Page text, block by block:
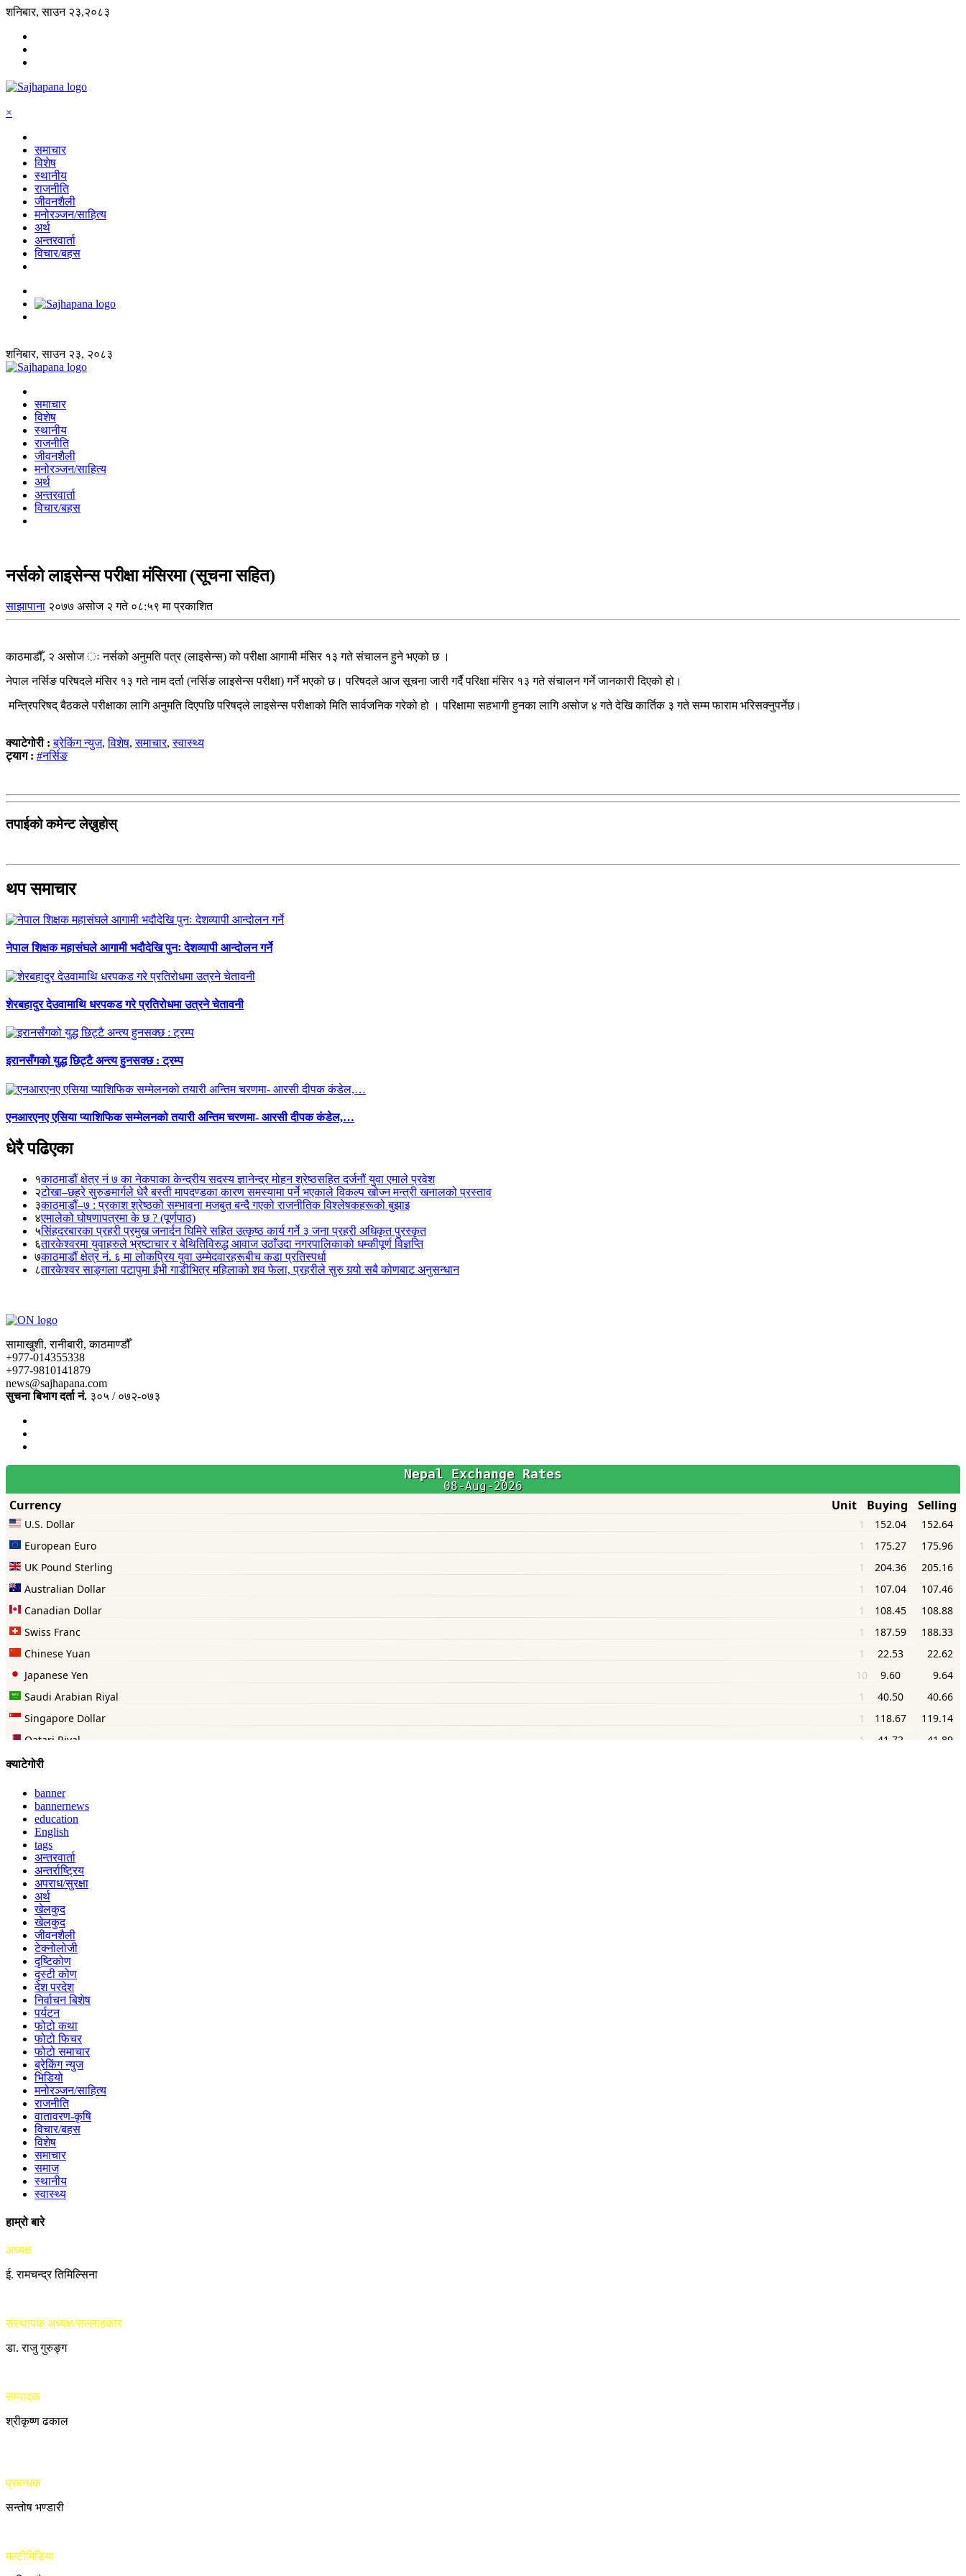
शनिबार, साउन २३,२०८३
×
समाचार
विशेष
स्थानीय
राजनीति
जीवनशैली
मनोरञ्जन/साहित्य
अर्थ
अन्तरवार्ता
विचार/बहस
शनिबार, साउन २३, २०८३
समाचार
विशेष
स्थानीय
राजनीति
जीवनशैली
मनोरञ्जन/साहित्य
अर्थ
अन्तरवार्ता
विचार/बहस
नर्सको लाइसेन्स परीक्षा मंसिरमा (सूचना सहित)
साझापाना २०७७ असोज २ गते ०८:५९ मा प्रकाशित
काठमाडौँ, २ असोज ः नर्सको अनुमति पत्र (लाइसेन्स) को परीक्षा आगामी मंसिर १३ गते संचालन हुने भएको छ ।
नेपाल नर्सिङ परिषदले मंसिर १३ गते नाम दर्ता (नर्सिङ लाइसेन्स परीक्षा) गर्ने भएको छ। परिषदले आज सूचना जारी गर्दै परिक्षा मंसिर १३ गते संचालन गर्ने जानकारी दिएको हो।
मन्त्रिपरिषद् बैठकले परीक्षाका लागि अनुमति दिएपछि परिषद्ले लाइसेन्स परीक्षाको मिति सार्वजनिक गरेको हो । परिक्षामा सहभागी हुनका लागि असोज ४ गते देखि कार्तिक ३ गते सम्म फाराम भरिसक्नुपर्नेछ।
क्याटेगोरी :ब्रेकिंग न्युज,विशेष,समाचार,स्वास्थ्य
ट्याग : #नर्सिङ
तपाईको कमेन्ट लेख्नुहोस्
थप समाचार
नेपाल शिक्षक महासंघले आगामी भदौदेखि पुनः देशव्यापी आन्दोलन गर्ने
शेरबहादुर देउवामाथि धरपकड गरे प्रतिरोधमा उत्रने चेतावनी
इरानसँगको युद्ध छिट्टै अन्त्य हुनसक्छ : ट्रम्प
एनआरएनए एसिया प्याशिफिक सम्मेलनको तयारी अन्तिम चरणमा- आरसी दीपक कंडेल,…
धेरै पढिएका
१काठमाडौं क्षेत्र नं ७ का नेकपाका केन्द्रीय सदस्य ज्ञानेन्द्र मोहन श्रेष्ठसहित दर्जनौं युवा एमाले प्रवेश
२टोखा–छहरे सुरुङमार्गले धेरै बस्ती मापदण्डका कारण समस्यामा पर्ने भएकाले विकल्प खोज्न मन्त्री खनालको प्रस्ताव
३काठमाडौं–७ : प्रकाश श्रेष्ठको सम्भावना मजबुत बन्दै गएको राजनीतिक विश्लेषकहरूको बुझाइ
४एमालेको घोषणापत्रमा के छ ? (पूर्णपाठ)
५सिंहदरबारका प्रहरी प्रमुख जनार्दन घिमिरे सहित उत्कृष्ठ कार्य गर्ने ३ जना प्रहरी अधिकृत पुरस्कृत
६तारकेश्वरमा युवाहरुले भ्रष्टाचार र बेथितिविरुद्ध आवाज उठाँउदा नगरपालिकाको धम्कीपूर्ण विज्ञप्ति
७काठमाडौं क्षेत्र नं. ६ मा लोकप्रिय युवा उम्मेदवारहरूबीच कडा प्रतिस्पर्धा
८तारकेश्वर साङ्गला पटापुमा ईभी गाडीभित्र महिलाको शव फेला, प्रहरीले सुरु गर्‍यो सबै कोणबाट अनुसन्धान
सामाखुशी, रानीबारी, काठमाण्डौँ
+977-014355338
+977-9810141879
news@sajhapana.com
सुचना बिभाग दर्ता नं. ३०५ / ०७२-०७३
क्याटेगोरी
banner
bannernews
education
English
tags
अन्तरवार्ता
अन्तर्राष्ट्रिय
अपराध/सुरक्षा
अर्थ
खेलकुद
खेलकुद
जीवनशैली
टेक्नोलोजी
दृष्टिकोण
दृस्टी कोण
देश परदेश
निर्वाचन बिशेष
पर्यटन
फोटो कथा
फोटो फिचर
फोटो समाचार
ब्रेकिंग न्युज
भिडियो
मनोरञ्जन/साहित्य
राजनीति
वातावरण-कृषि
विचार/बहस
विशेष
समाचार
समाज
स्थानीय
स्वास्थ्य
हाम्रो बारे
अध्यक्ष
ई. रामचन्द्र तिमिल्सिना
संस्थापक अध्यक्ष/सल्लाहकार
डा. राजु गुरुङ्ग
सम्पादक
श्रीकृष्ण ढकाल
प्रबन्धक
सन्तोष भण्डारी
मल्टीमिडिया